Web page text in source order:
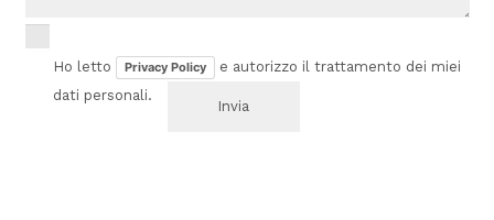
Ho letto Privacy Policy
e autorizzo il trattamento dei miei
dati personali.